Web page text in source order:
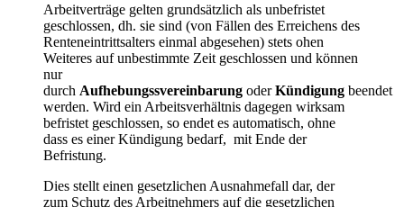
Arbeitverträge gelten grundsätzlich als unbefristet
geschlossen, dh. sie sind (von Fällen des Erreichens des
Renteneintrittsalters einmal abgesehen) stets ohen
Weiteres auf unbestimmte Zeit geschlossen und können
nur
durch Aufhebungssvereinbarung oderKündigung beendet
werden. Wird ein Arbeitsverhältnis dagegen wirksam
befristet geschlossen, so endet es automatisch, ohne
dass es einer Kündigung bedarf, mit Ende der
Befristung.
Dies stellt einen gesetzlichen Ausnahmefall dar, der
zum Schutz des Arbeitnehmers auf die gesetzlichen